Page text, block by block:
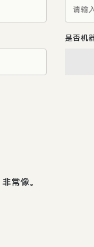
是否机
常像。